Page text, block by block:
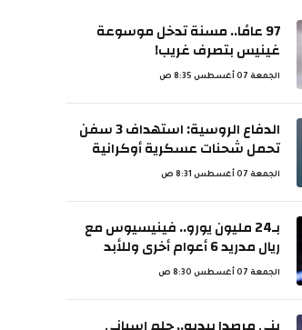
97 عامًا.. مسنة تدخل موسوعة
غينيس بتصرف غريب!
الجمعة 07 أغسطس 8:35 ص
الدفاع الروسية: استهداف 3 سفن
تحمل شحنات عسكرية أوكرانية
الجمعة 07 أغسطس 8:31 ص
بـ24 مليون يورو.. فينيسيوس مع
ريال مدريد 6 أعوام أخرى وللأبد
الجمعة 07 أغسطس 8:30 ص